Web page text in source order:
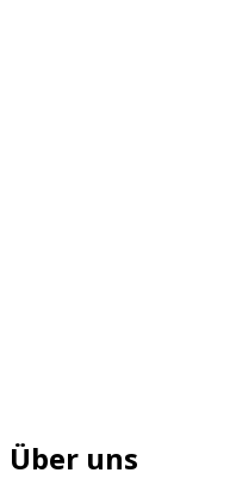
Über uns